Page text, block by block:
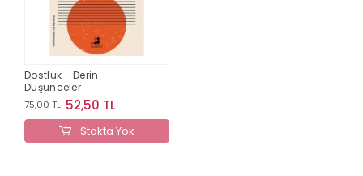
Dostluk - Derin
Düşünceler
75,00 TL 52,50 TL
Stokta Yok